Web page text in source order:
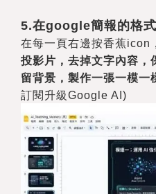
5.在google簡報的格
在每一頁右邊按香蕉icon
投影片，去掉文字內容，
留背景，製作一張一模一
訂閱升級Google AI)